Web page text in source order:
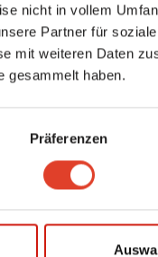
nicht in vollem
Partner für
mit weiteren Daten
gesammelt haben.
Präferenzen
/ Küche & Bar
Windmühlgasse 20, 1060 Wien
km entfernt
0